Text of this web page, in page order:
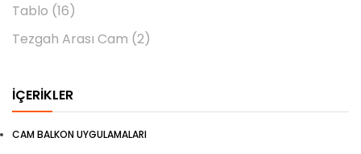
Tablo (16)
Tezgah Arası Cam (2)
İÇERIKLER
CAM BALKON UYGULAMALARI